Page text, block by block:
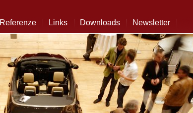
Referenze Links Downloads Newsletter